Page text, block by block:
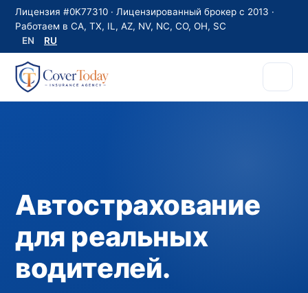
Лицензия #0K77310 · Лицензированный брокер с 2013 ·
Работаем в CA, TX, IL, AZ, NV, NC, CO, OH, SC
EN
RU
Автострахование
для реальных
водителей.